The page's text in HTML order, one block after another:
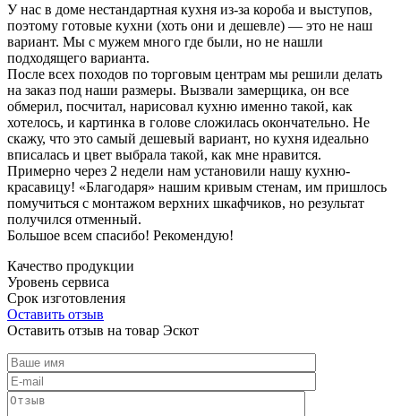
У нас в доме нестандартная кухня из-за короба и выступов,
поэтому готовые кухни (хоть они и дешевле) — это не наш
вариант. Мы с мужем много где были, но не нашли
подходящего варианта.
После всех походов по торговым центрам мы решили делать
на заказ под наши размеры. Вызвали замерщика, он все
обмерил, посчитал, нарисовал кухню именно такой, как
хотелось, и картинка в голове сложилась окончательно. Не
скажу, что это самый дешевый вариант, но кухня идеально
вписалась и цвет выбрала такой, как мне нравится.
Примерно через 2 недели нам установили нашу кухню-
красавицу! «Благодаря» нашим кривым стенам, им пришлось
помучиться с монтажом верхних шкафчиков, но результат
получился отменный.
Большое всем спасибо! Рекомендую!
Качество продукции
Уровень сервиса
Срок изготовления
Оставить отзыв
Оставить отзыв на товар Эскот